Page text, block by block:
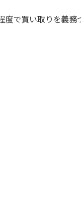
度で買い取りを義務